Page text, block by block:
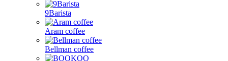
9Barista
Aram coffee
Bellman coffee